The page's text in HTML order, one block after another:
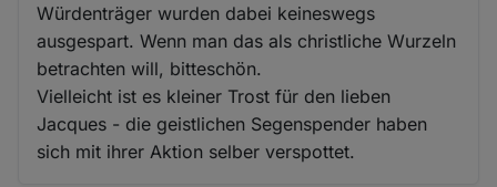
Würdenträger wurden dabei keineswegs
ausgespart. Wenn man das als christliche Wurzeln
betrachten will, bitteschön.
Vielleicht ist es kleiner Trost für den lieben
Jacques - die geistlichen Segenspender haben
sich mit ihrer Aktion selber verspottet.